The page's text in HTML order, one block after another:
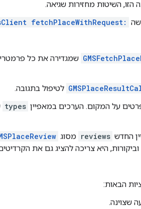
השיטות מחזירות שגיאה.
fetchPlaceWithRequest:
שמגדירה את כל
לטיפול בתגובה.
על המקום. הערכים במאפיין types
החדש reviews מסוג
היא צריכה להציג גם את
הבאות:
שצוינה.